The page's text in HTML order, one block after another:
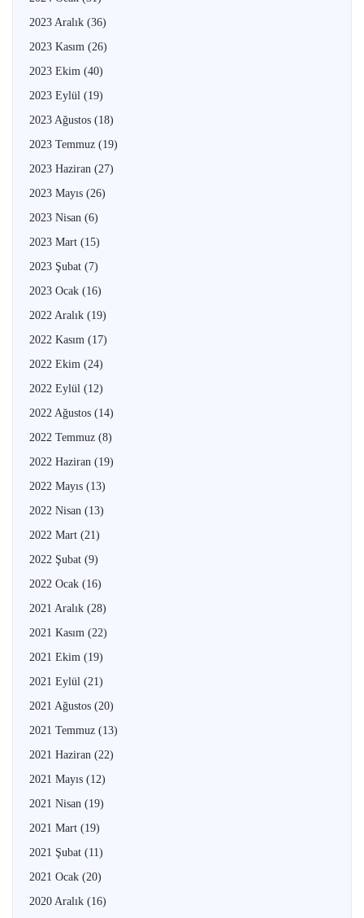
2023 Aralık (36)
2023 Kasım (26)
2023 Ekim (40)
2023 Eylül (19)
2023 Ağustos (18)
2023 Temmuz (19)
2023 Haziran (27)
2023 Mayıs (26)
2023 Nisan (6)
2023 Mart (15)
2023 Şubat (7)
2023 Ocak (16)
2022 Aralık (19)
2022 Kasım (17)
2022 Ekim (24)
2022 Eylül (12)
2022 Ağustos (14)
2022 Temmuz (8)
2022 Haziran (19)
2022 Mayıs (13)
2022 Nisan (13)
2022 Mart (21)
2022 Şubat (9)
2022 Ocak (16)
2021 Aralık (28)
2021 Kasım (22)
2021 Ekim (19)
2021 Eylül (21)
2021 Ağustos (20)
2021 Temmuz (13)
2021 Haziran (22)
2021 Mayıs (12)
2021 Nisan (19)
2021 Mart (19)
2021 Şubat (11)
2021 Ocak (20)
2020 Aralık (16)